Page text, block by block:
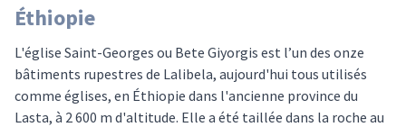
Éthiopie
L'église Saint-Georges ou Bete Giyorgis est l’un des onze
bâtiments rupestres de Lalibela, aujourd'hui tous utilisés
comme églises, en Éthiopie dans l'ancienne province du
Lasta, à 2 600 m d'altitude. Elle a été taillée dans la roche au